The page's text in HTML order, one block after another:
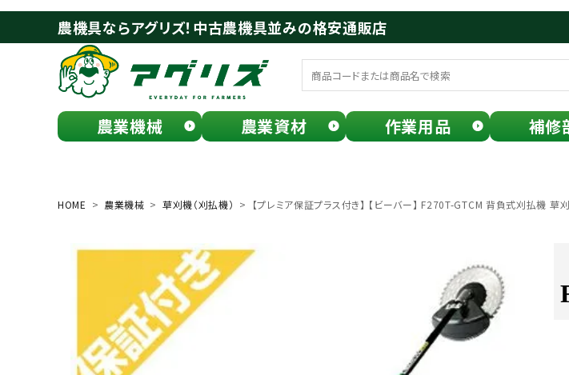
農機具ならアグリズ！中古農機具並みの格安通販店
農業機械 農業資材 作業用品 補修
search
お気に入り一覧
HOME 農業機械 草刈機（刈払機） 【プレミア保証プラス付き】 【ビーバー】 F270T-GTCM 背負式刈払機 草